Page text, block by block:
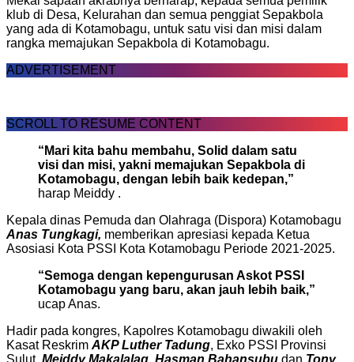
klub di Desa, Kelurahan dan semua penggiat Sepakbola
yang ada di Kotamobagu, untuk satu visi dan misi dalam
rangka memajukan Sepakbola di Kotamobagu.
ADVERTISEMENT
SCROLL TO RESUME CONTENT
“Mari kita bahu membahu, Solid dalam satu
visi dan misi, yakni memajukan Sepakbola di
Kotamobagu, dengan lebih baik kedepan,”
harap Meiddy .
Kepala dinas Pemuda dan Olahraga (Dispora) Kotamobagu
Anas Tungkagi, memberikan apresiasi kepada Ketua
Asosiasi Kota PSSI Kota Kotamobagu Periode 2021-2025.
“Semoga dengan kepengurusan Askot PSSI
Kotamobagu yang baru, akan jauh lebih baik,”
ucap Anas.
Hadir pada kongres, Kapolres Kotamobagu diwakili oleh
Kasat Reskrim AKP Luther Tadung, Exko PSSI Provinsi
Sulut, Meiddy Makalalag, Hasman Bahansubu dan Tony